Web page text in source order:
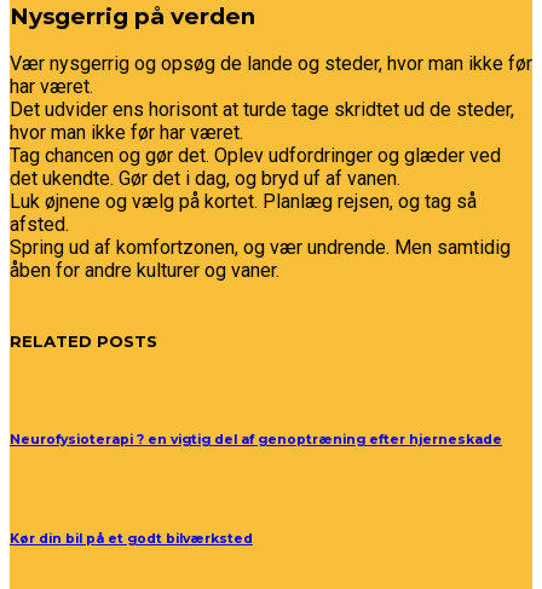
Nysgerrig på verden
Vær nysgerrig og opsøg de lande og steder, hvor man ikke før
har været.
Det udvider ens horisont at turde tage skridtet ud de steder,
hvor man ikke før har været.
Tag chancen og gør det. Oplev udfordringer og glæder ved
det ukendte. Gør det i dag, og bryd uf af vanen.
Luk øjnene og vælg på kortet. Planlæg rejsen, og tag så
afsted.
Spring ud af komfortzonen, og vær undrende. Men samtidig
åben for andre kulturer og vaner.
RELATED POSTS
Neurofysioterapi ? en vigtig del af genoptræning efter hjerneskade
Kør din bil på et godt bilværksted